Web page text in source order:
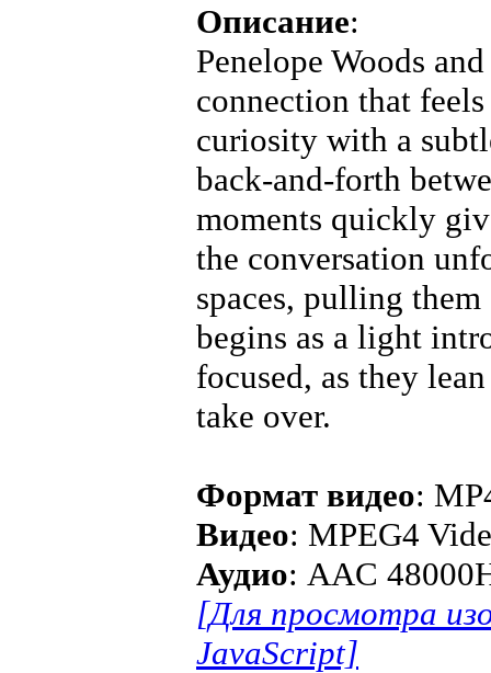
Описание:
Penelope Woods
connection that
curiosity with a
back-and-forth
moments quickly
the conversation
spaces, pulling
begins as a light
focused, as they
take over.
Формат видео:
Видео: MPEG4
Аудио: AAC
[Для просмотра
JavaScript]